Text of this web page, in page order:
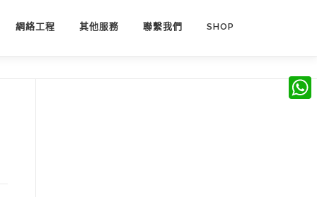
網絡工程 其他服務 聯繫我們 SHOP